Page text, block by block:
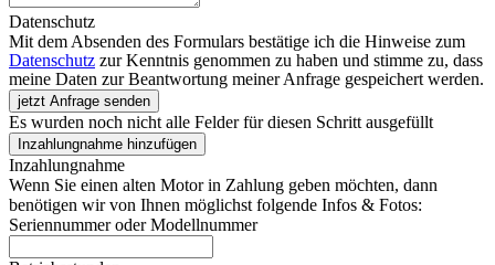
Datenschutz
Mit dem Absenden des Formulars bestätige ich die Hinweise zum
Datenschutz zur Kenntnis genommen zu haben und stimme zu, dass
meine Daten zur Beantwortung meiner Anfrage gespeichert werden.
jetzt Anfrage senden
Es wurden noch nicht alle Felder für diesen Schritt ausgefüllt
Inzahlungnahme hinzufügen
Inzahlungnahme
Wenn Sie einen alten Motor in Zahlung geben möchten, dann
benötigen wir von Ihnen möglichst folgende Infos & Fotos:
Seriennummer oder Modellnummer